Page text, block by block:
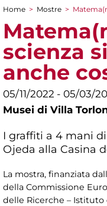
Tu sei qui
Home > Mostre >
scienza
anche
05/11/2022 - 05/03/
Musei di Villa
I graffiti a 4 mani
Ojeda alla Casina
La mostra, finanziata
della Commissione
delle Ricerche –